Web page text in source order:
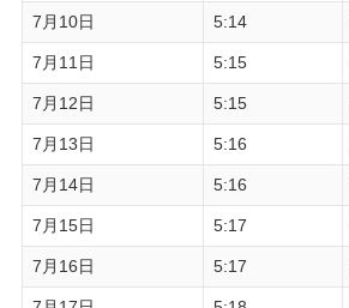
7月10日 5:14
7月11日 5:15
7月12日 5:15
7月13日 5:16
7月14日 5:16
7月15日 5:17
7月16日 5:17